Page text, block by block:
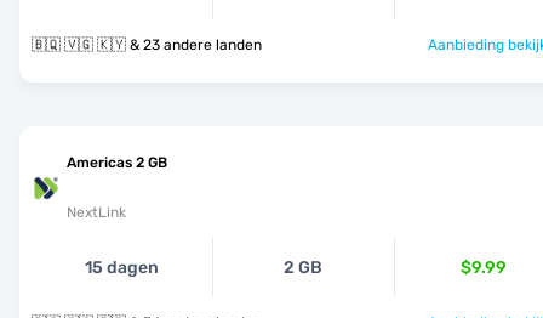
🇧🇶 🇻🇬 🇰🇾 & 23 andere landen Aanbieding
Americas 2 GB
NextLink
15 dagen 2 GB $9.99